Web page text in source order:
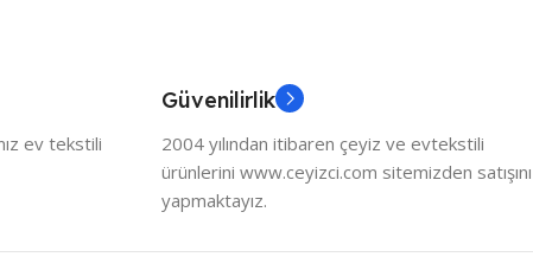
ev tekstili
Güvenilirlik
2004 yılından itibaren çeyiz ve evtekstili
ürünlerini www.ceyizci.com sitemizden satışını
yapmaktayız.